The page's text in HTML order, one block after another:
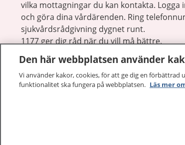
vilka mottagningar du kan kontakta. Logga
och göra dina vårdärenden. Ring
sjukvårdsrådgivning dygnet runt.
1177 ger dig råd när du vill må bättre.
Den här webbplatsen använder
Vi använder kakor, cookies, för att ge dig en
funktionalitet ska fungera på webbplatsen. Läs mer